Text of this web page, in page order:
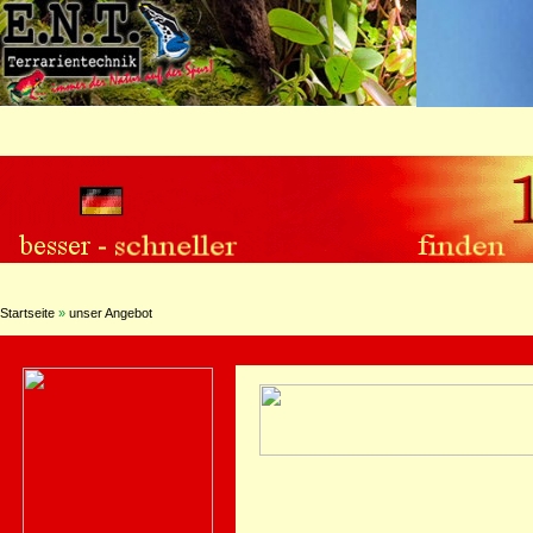
Startseite » unser Angebot